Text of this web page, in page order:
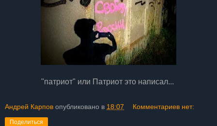
"патриот" или Патриот это написал...
Андрей Карпов опубликовано в 18:07 Комментариев нет:
Поделиться